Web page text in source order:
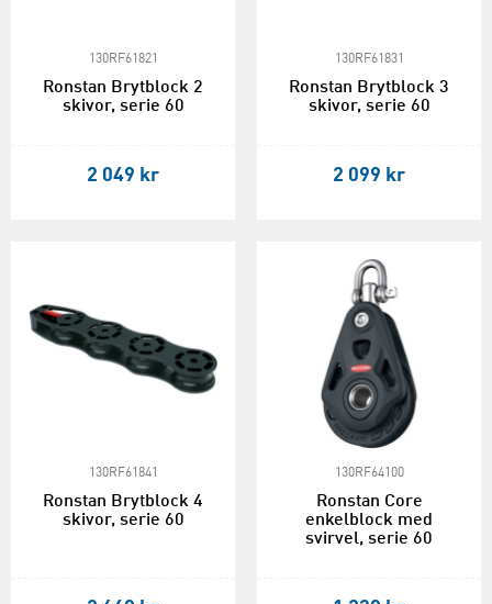
130RF61821
Ronstan Brytblock 2
skivor, serie 60
2 049 kr
130RF61831
Ronstan Brytblock 3
skivor, serie 60
2 099 kr
130RF61841
Ronstan Brytblock 4
skivor, serie 60
130RF64100
Ronstan Core
enkelblock med
svirvel, serie 60